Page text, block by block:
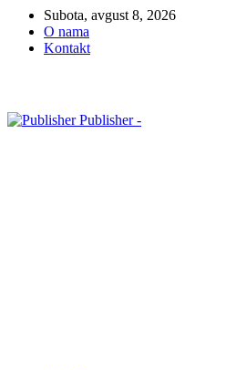
Subota, avgust 8, 2026
O nama
Kontakt
Publisher -